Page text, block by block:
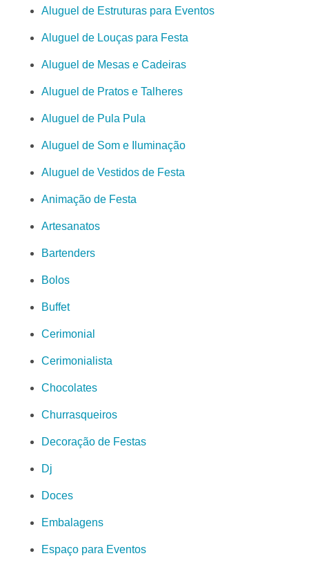
Aluguel de Estruturas para Eventos
Aluguel de Louças para Festa
Aluguel de Mesas e Cadeiras
Aluguel de Pratos e Talheres
Aluguel de Pula Pula
Aluguel de Som e Iluminação
Aluguel de Vestidos de Festa
Animação de Festa
Artesanatos
Bartenders
Bolos
Buffet
Cerimonial
Cerimonialista
Chocolates
Churrasqueiros
Decoração de Festas
Dj
Doces
Embalagens
Espaço para Eventos